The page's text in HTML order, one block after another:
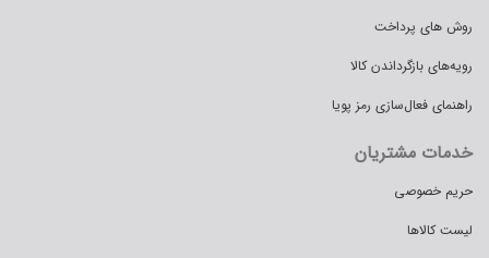
روش های پرداخت
رویه‌های بازگرداندن کالا
راهنمای فعال‌سازی رمز پویا
خدمات مشتریان
حریم خصوصی
لیست کالاها